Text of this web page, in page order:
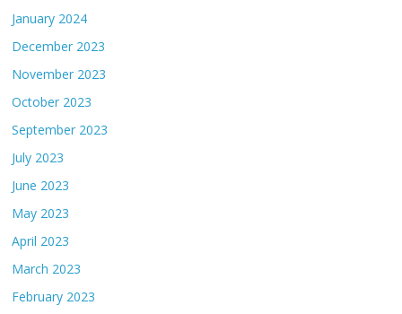
January 2024
December 2023
November 2023
October 2023
September 2023
July 2023
June 2023
May 2023
April 2023
March 2023
February 2023